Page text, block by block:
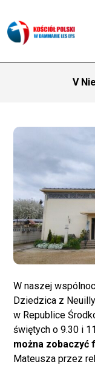
V
W naszej
Dziedzica z
w Republice
świętych o 9.30 i
można zobaczyć
Mateusza przez